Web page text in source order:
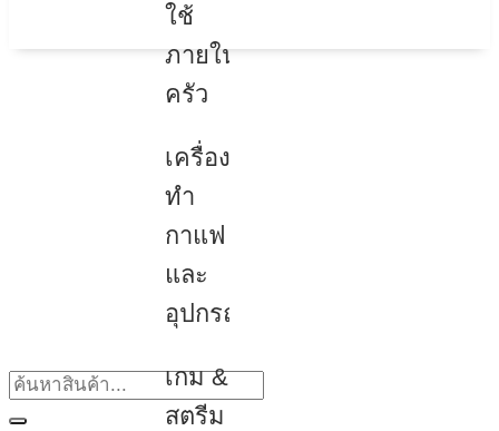
ใช้
ภายใน
ครัว
เครื่อง
ทำ
กาแฟ
และ
อุปกรณ์
เกม &
สตรีม